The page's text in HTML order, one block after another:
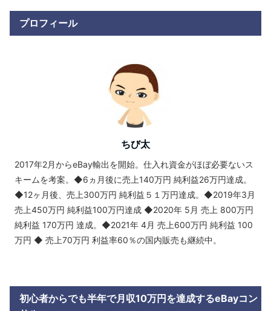
プロフィール
ちび太
2017年2月からeBay輸出を開始。仕入れ資金がほぼ必要ないス
キームを考案。◆6ヵ月後に売上140万円 純利益26万円達成。
◆12ヶ月後、売上300万円 純利益５１万円達成。◆2019年3月
売上450万円 純利益100万円達成 ◆2020年 5月 売上 800万円
純利益 170万円 達成。◆2021年 4月 売上600万円 純利益 100
万円 ◆ 売上70万円 利益率60％の国内販売も継続中。
初心者からでも半年で月収10万円を達成するeBayコン